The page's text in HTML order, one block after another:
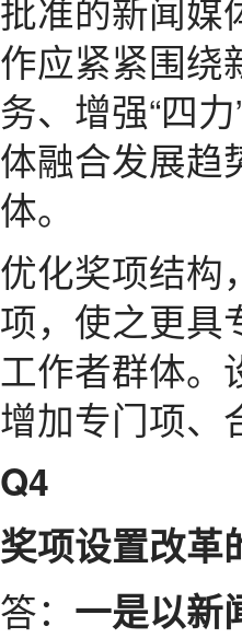
批准的新闻媒
作应紧紧围绕
务、增强“四
体融合发展趋
体。
优化奖项结构
项，使之更具
工作者群体。
增加专门项、
Q4
奖项设置改革
答： 一是以新